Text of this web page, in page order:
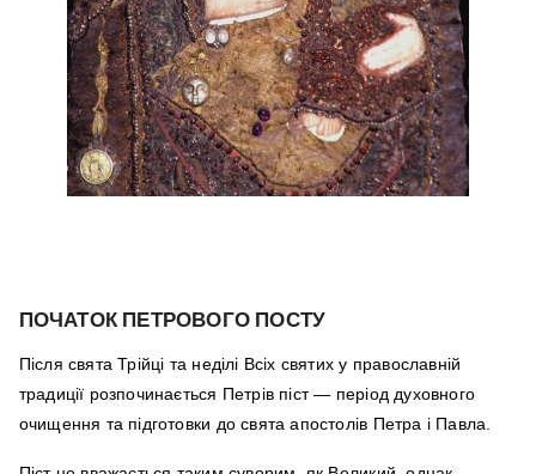
ПОЧАТОК ПЕТРОВОГО ПОСТУ
Після свята Трійці та неділі Всіх святих у православній
традиції розпочинається Петрів піст — період духовного
очищення та підготовки до свята апостолів Петра і Павла.